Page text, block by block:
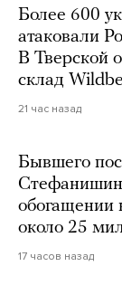
Более 600
атаковали
В Тверской
склад
21 час назад
Бывшего
обогащении
около 25
17 часов назад